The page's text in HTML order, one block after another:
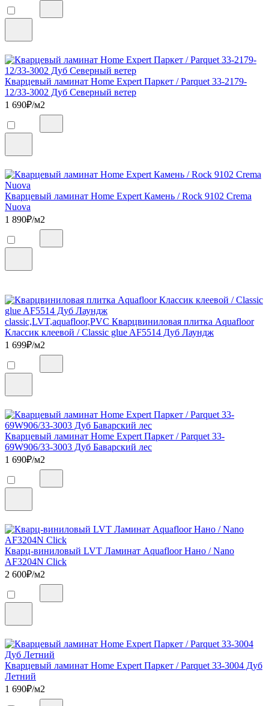
Кварцевый ламинат Home Expert Паркет / Parquet 33-2179-
12/33-3002 Дуб Северный ветер
1 690₽/м2
Кварцевый ламинат Home Expert Камень / Rock 9102 Crema
Nuova
1 890₽/м2
classic,LVT,aquafloor,PVC Кварцвиниловая плитка Aquafloor
Классик клеевой / Classic glue AF5514 Дуб Лаундж
1 699₽/м2
Кварцевый ламинат Home Expert Паркет / Parquet 33-
69W906/33-3003 Дуб Баварский лес
1 690₽/м2
Кварц-виниловый LVT Ламинат Aquafloor Нано / Nano
AF3204N Click
2 600₽/м2
Кварцевый ламинат Home Expert Паркет / Parquet 33-3004 Дуб
Летний
1 690₽/м2